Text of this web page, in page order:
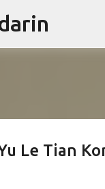
Le Tian